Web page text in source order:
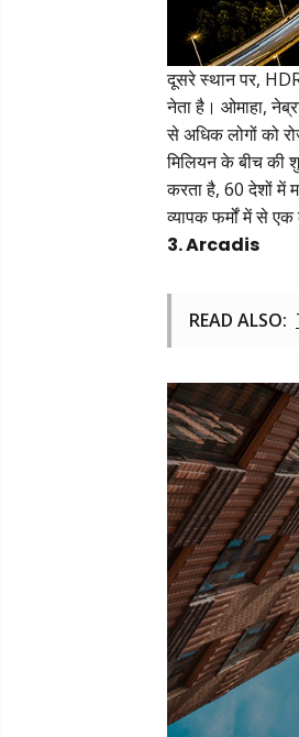
दूसरे स्थान पर,
नेता है। ओमाहा,
से अधिक लोगों को
मिलियन के बीच की
करता है, 60 देशों में
व्यापक फर्मों में से
3. Arcadis
READ ALSO: